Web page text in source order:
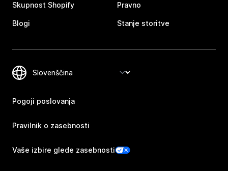
Skupnost Shopify
Blogi
Pravno
Stanje storitve
Pogoji poslovanja
Pravilnik o zasebnosti
Vaše izbire glede zasebnosti